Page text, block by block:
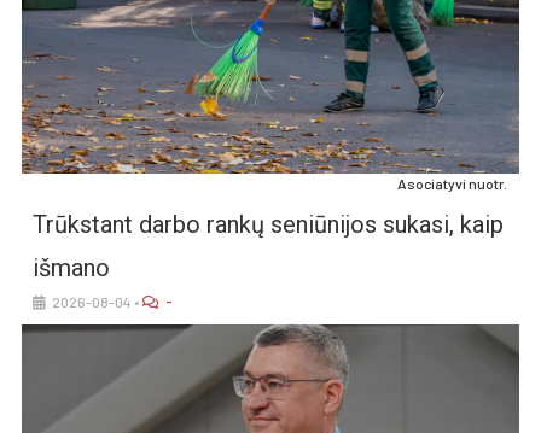
Asociatyvi nuotr.
Trūks­tant dar­bo ran­kų se­niū­ni­jos su­ka­si, kaip
iš­ma­no
2026-08-04 • -